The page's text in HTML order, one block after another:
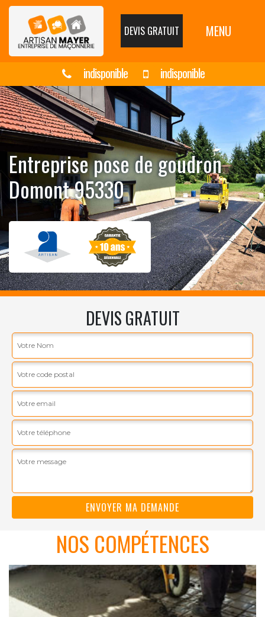
DEVIS GRATUIT MENU
indisponible indisponible
Entreprise pose de goudron
Domont 95330
DEVIS GRATUIT
NOS COMPÉTENCES